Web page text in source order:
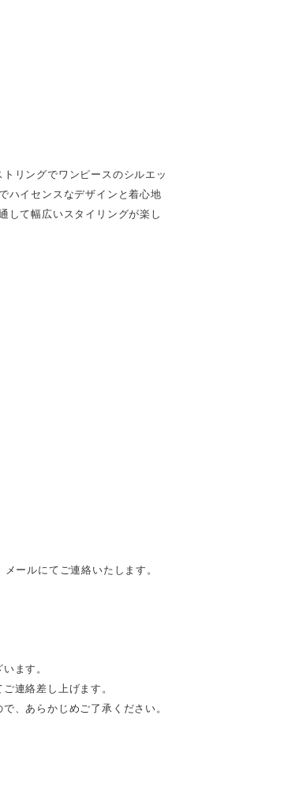
リングでワンピースのシルエッ
ハイセンスなデザインと着心地
して幅広いスタイリングが楽し
ールにてご連絡いたします。
ます。
連絡差し上げます。
、あらかじめご了承ください。